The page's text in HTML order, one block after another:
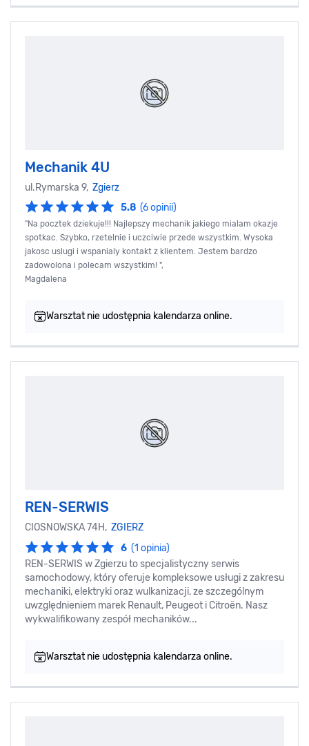
Mechanik 4U
ul.Rymarska 9, Zgierz
5.8 (6 opinii)
"Na pocztek dziekuje!!! Najlepszy mechanik jakiego mialam okazje
spotkac. Szybko, rzetelnie i uczciwie przede wszystkim. Wysoka
jakosc uslugi i wspanialy kontakt z klientem. Jestem bardzo
zadowolona i polecam wszystkim! ",
Magdalena
Warsztat nie udostępnia kalendarza online.
REN-SERWIS
CIOSNOWSKA 74H, ZGIERZ
6 (1 opinia)
REN-SERWIS w Zgierzu to specjalistyczny serwis
samochodowy, który oferuje kompleksowe usługi z zakresu
mechaniki, elektryki oraz wulkanizacji, ze szczególnym
uwzględnieniem marek Renault, Peugeot i Citroën. Nasz
wykwalifikowany zespół mechaników...
Warsztat nie udostępnia kalendarza online.